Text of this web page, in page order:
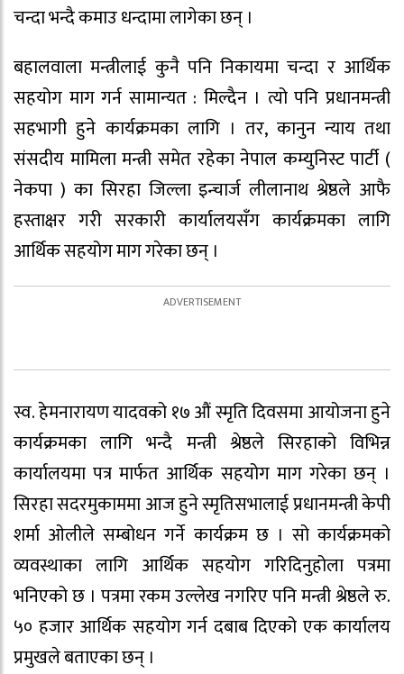
चन्दा भन्दै कमाउ धन्दामा लागेका छन् ।
बहालवाला मन्त्रीलाई कुनै पनि निकायमा चन्दा र आर्थिक
सहयोग माग गर्न सामान्यत : मिल्दैन । त्यो पनि प्रधानमन्त्री
सहभागी हुने कार्यक्रमका लागि । तर, कानुन न्याय तथा
संसदीय मामिला मन्त्री समेत रहेका नेपाल कम्युनिस्ट पार्टी (
नेकपा ) का सिरहा जिल्ला इन्चार्ज लीलानाथ श्रेष्ठले आफै
हस्ताक्षर गरी सरकारी कार्यालयसँग कार्यक्रमका लागि
आर्थिक सहयोग माग गरेका छन् ।
स्व. हेमनारायण यादवको १७ औं स्मृति दिवसमा आयोजना हुने
कार्यक्रमका लागि भन्दै मन्त्री श्रेष्ठले सिरहाको विभिन्न
कार्यालयमा पत्र मार्फत आर्थिक सहयोग माग गरेका छन् ।
सिरहा सदरमुकाममा आज हुने स्मृतिसभालाई प्रधानमन्त्री केपी
शर्मा ओलीले सम्बोधन गर्ने कार्यक्रम छ । सो कार्यक्रमको
व्यवस्थाका लागि आर्थिक सहयोग गरिदिनुहोला पत्रमा
भनिएको छ । पत्रमा रकम उल्लेख नगरिए पनि मन्त्री श्रेष्ठले रु.
५० हजार आर्थिक सहयोग गर्न दबाब दिएको एक कार्यालय
प्रमुखले बताएका छन् ।